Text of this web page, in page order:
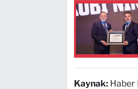
Kaynak: Haber